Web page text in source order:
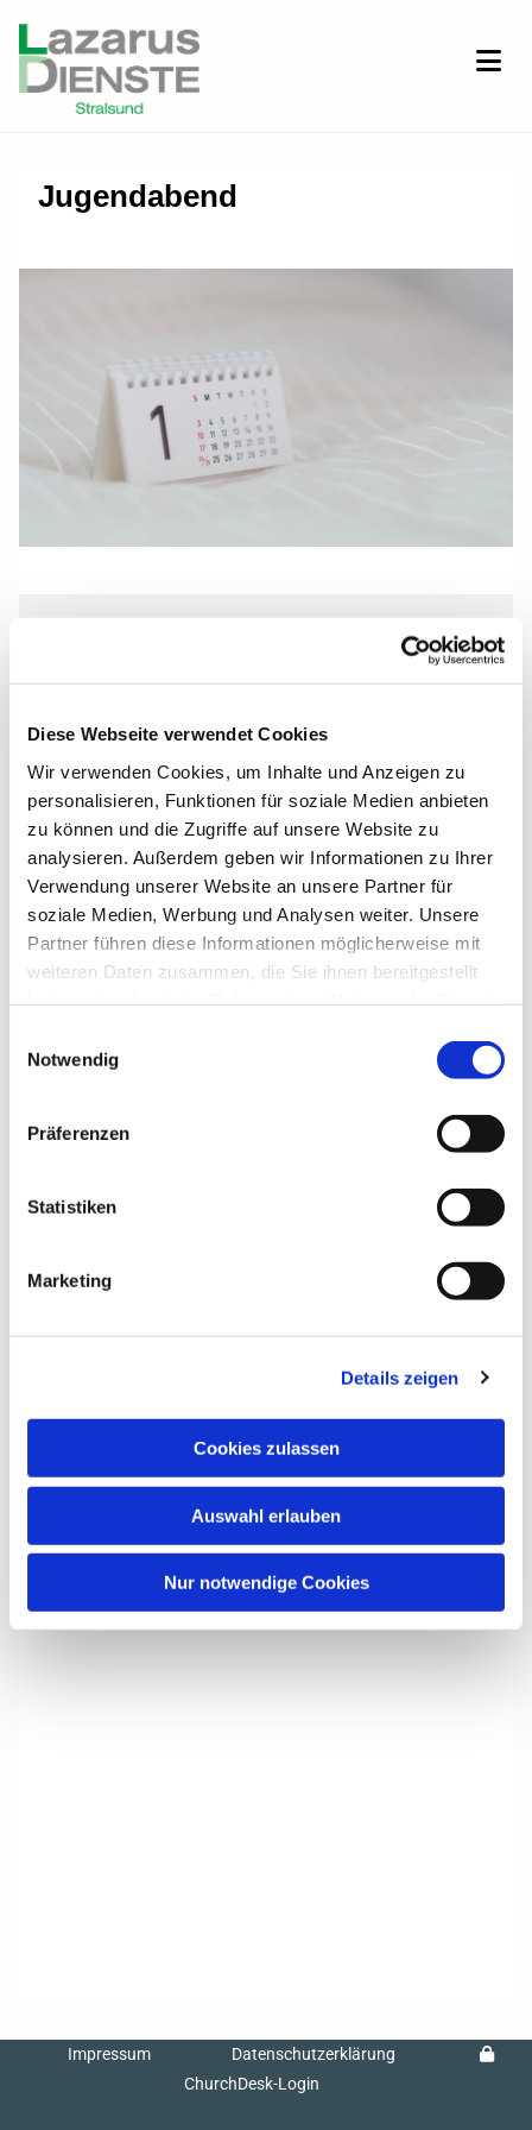
Diese Webseite verwendet Cookies
Wir verwenden Cookies, um Inhalte und Anzeigen zu
personalisieren, Funktionen für soziale Medien anbieten
zu können und die Zugriffe auf unsere Website zu
analysieren. Außerdem geben wir Informationen zu Ihrer
Verwendung unserer Website an unsere Partner für
soziale Medien, Werbung und Analysen weiter. Unsere
Partner führen diese Informationen möglicherweise mit
weiteren Daten zusammen, die Sie ihnen bereitgestellt
Notwendig
Präferenzen
Statistiken
Marketing
Details zeigen
Cookies zulassen
Auswahl erlauben
Nur notwendige Cookies
Jugendabend
Freitag, 28. Januar 2028, 18:00 Uhr
Pfarrkeller, Stralsund, Frankenwall 7,
18439 Stralsund
Dies könnte Sie auch
Impressum
Datenschutzerklärung
ChurchDesk-Login